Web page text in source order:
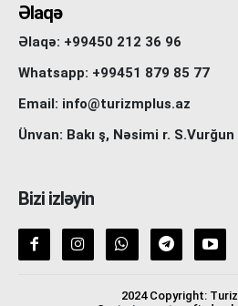
Əlaqə
Əlaqə: +99450 212 36 96
Whatsapp: +99451 879 85 77
Email: info@turizmplus.az
Ünvan: Bakı ş, Nəsimi r.
Bizi izləyin
2024 Copyright: